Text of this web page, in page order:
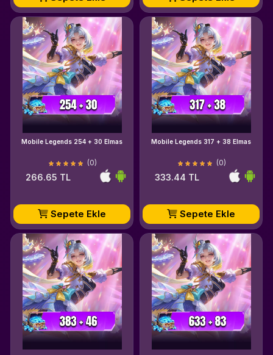
Mobile Legends 254 + 30 Elmas
(0)
266.65 TL
Sepete Ekle
Mobile Legends 317 + 38 Elmas
(0)
333.44 TL
Sepete Ekle